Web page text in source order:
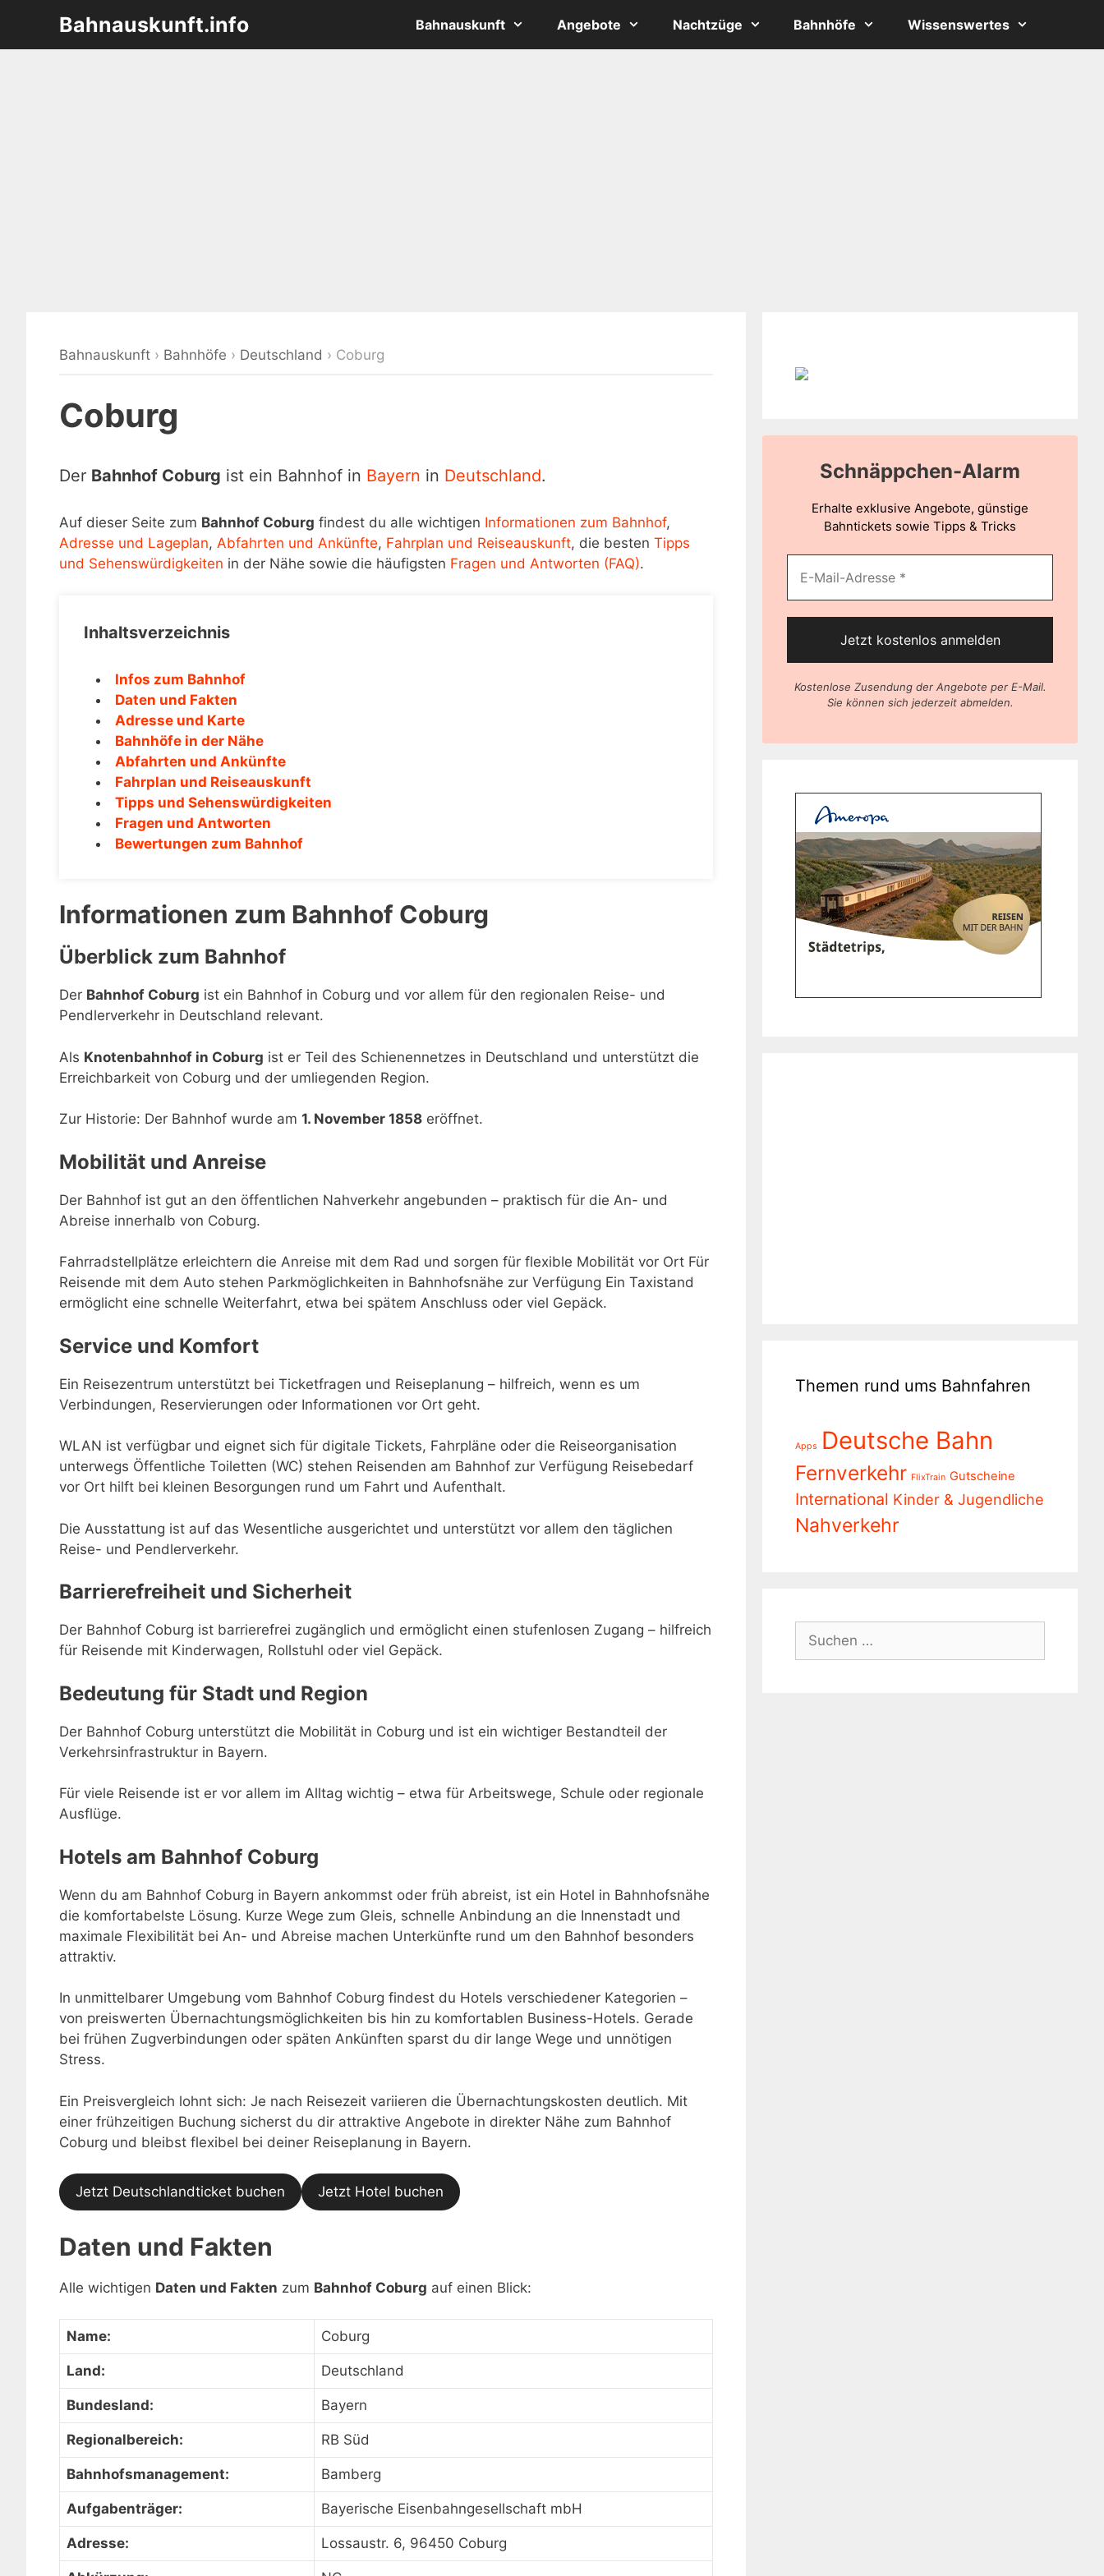
springen
Bahnauskunft.info Bahnauskunft Angebote Nachtzüge Bahnhöfe Wissenswertes
Bahnauskunft › Bahnhöfe › Deutschland › Coburg
Coburg
Der Bahnhof Coburg ist ein Bahnhof in Bayern in Deutschland.
Auf dieser Seite zum Bahnhof Coburg findest du alle wichtigen Informationen zum Bahnhof,
Adresse und Lageplan, Abfahrten und Ankünfte, Fahrplan und Reiseauskunft, die besten Tipps
und Sehenswürdigkeiten in der Nähe sowie die häufigsten Fragen und Antworten (FAQ).
Inhaltsverzeichnis
Infos zum Bahnhof
Daten und Fakten
Adresse und Karte
Bahnhöfe in der Nähe
Abfahrten und Ankünfte
Fahrplan und Reiseauskunft
Tipps und Sehenswürdigkeiten
Fragen und Antworten
Bewertungen zum Bahnhof
Informationen zum Bahnhof Coburg
Überblick zum Bahnhof
Der Bahnhof Coburg ist ein Bahnhof in Coburg und vor allem für den regionalen Reise- und
Pendlerverkehr in Deutschland relevant.
Als Knotenbahnhof in Coburg ist er Teil des Schienennetzes in Deutschland und unterstützt die
Erreichbarkeit von Coburg und der umliegenden Region.
Zur Historie: Der Bahnhof wurde am 1. November 1858 eröffnet.
Mobilität und Anreise
Der Bahnhof ist gut an den öffentlichen Nahverkehr angebunden – praktisch für die An- und
Abreise innerhalb von Coburg.
Fahrradstellplätze erleichtern die Anreise mit dem Rad und sorgen für flexible Mobilität vor Ort Für
Reisende mit dem Auto stehen Parkmöglichkeiten in Bahnhofsnähe zur Verfügung Ein Taxistand
ermöglicht eine schnelle Weiterfahrt, etwa bei spätem Anschluss oder viel Gepäck.
Service und Komfort
Ein Reisezentrum unterstützt bei Ticketfragen und Reiseplanung – hilfreich, wenn es um
Verbindungen, Reservierungen oder Informationen vor Ort geht.
WLAN ist verfügbar und eignet sich für digitale Tickets, Fahrpläne oder die Reiseorganisation
unterwegs Öffentliche Toiletten (WC) stehen Reisenden am Bahnhof zur Verfügung Reisebedarf
vor Ort hilft bei kleinen Besorgungen rund um Fahrt und Aufenthalt.
Die Ausstattung ist auf das Wesentliche ausgerichtet und unterstützt vor allem den täglichen
Reise- und Pendlerverkehr.
Barrierefreiheit und Sicherheit
Der Bahnhof Coburg ist barrierefrei zugänglich und ermöglicht einen stufenlosen Zugang – hilfreich
für Reisende mit Kinderwagen, Rollstuhl oder viel Gepäck.
Bedeutung für Stadt und Region
Der Bahnhof Coburg unterstützt die Mobilität in Coburg und ist ein wichtiger Bestandteil der
Verkehrsinfrastruktur in Bayern.
Für viele Reisende ist er vor allem im Alltag wichtig – etwa für Arbeitswege, Schule oder regionale
Ausflüge.
Hotels am Bahnhof Coburg
Wenn du am Bahnhof Coburg in Bayern ankommst oder früh abreist, ist ein Hotel in Bahnhofsnähe
die komfortabelste Lösung. Kurze Wege zum Gleis, schnelle Anbindung an die Innenstadt und
maximale Flexibilität bei An- und Abreise machen Unterkünfte rund um den Bahnhof besonders
attraktiv.
In unmittelbarer Umgebung vom Bahnhof Coburg findest du Hotels verschiedener Kategorien –
von preiswerten Übernachtungsmöglichkeiten bis hin zu komfortablen Business-Hotels. Gerade
bei frühen Zugverbindungen oder späten Ankünften sparst du dir lange Wege und unnötigen
Stress.
Ein Preisvergleich lohnt sich: Je nach Reisezeit variieren die Übernachtungskosten deutlich. Mit
einer frühzeitigen Buchung sicherst du dir attraktive Angebote in direkter Nähe zum Bahnhof
Coburg und bleibst flexibel bei deiner Reiseplanung in Bayern.
Jetzt Deutschlandticket buchen Jetzt Hotel buchen
Daten und Fakten
Alle wichtigen Daten und Fakten zum Bahnhof Coburg auf einen Blick:
Name: Coburg
Land: Deutschland
Bundesland: Bayern
Regionalbereich: RB Süd
Bahnhofsmanagement: Bamberg
Aufgabenträger: Bayerische Eisenbahngesellschaft mbH
Adresse: Lossaustr. 6, 96450 Coburg
Schnäppchen-Alarm
Erhalte exklusive Angebote, günstige
Bahntickets sowie Tipps & Tricks
Kostenlose Zusendung der Angebote per E-Mail.
Sie können sich jederzeit abmelden.
Themen rund ums Bahnfahren
Apps Deutsche Bahn
Fernverkehr FlixTrain Gutscheine
International Kinder & Jugendliche
Nahverkehr
nach: